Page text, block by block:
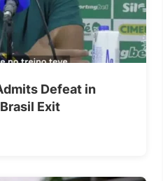
Defeat in
Exit